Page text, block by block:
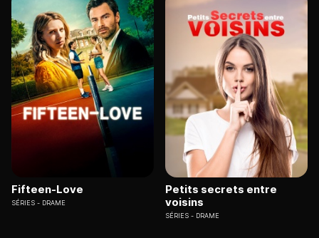
Fifteen-Love
SÉRIES DRAME
Petits secrets entre
voisins
SÉRIES DRAME